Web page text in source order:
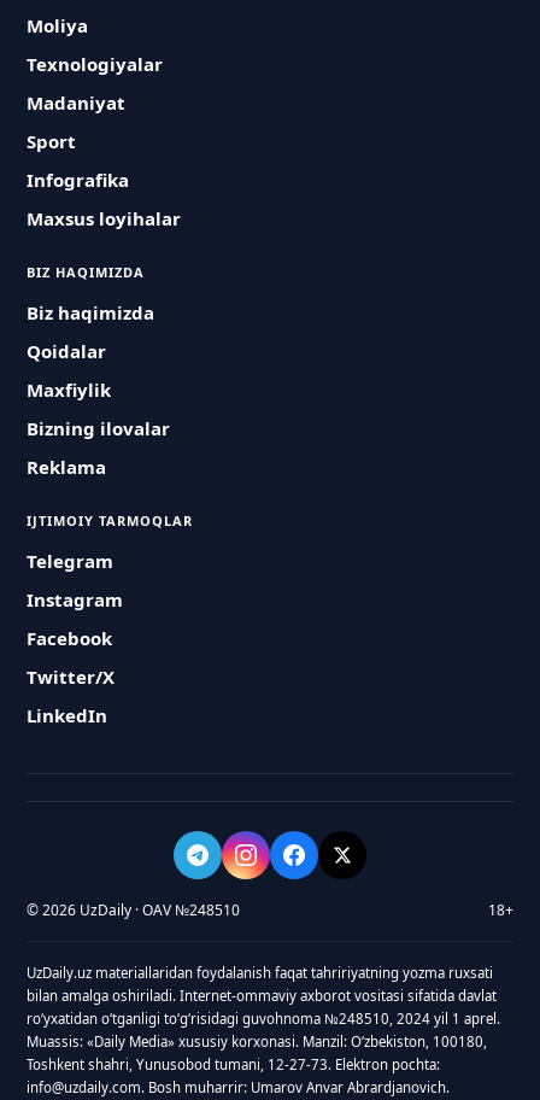
Moliya
Texnologiyalar
Madaniyat
Sport
Infografika
Maxsus loyihalar
BIZ HAQIMIZDA
Biz haqimizda
Qoidalar
Maxfiylik
Bizning ilovalar
Reklama
IJTIMOIY TARMOQLAR
Telegram
Instagram
Facebook
Twitter/X
LinkedIn
© 2026 UzDaily · OAV №248510 18+
UzDaily.uz materiallaridan foydalanish faqat tahririyatning yozma ruxsati
bilan amalga oshiriladi. Internet-ommaviy axborot vositasi sifatida davlat
roʻyxatidan oʻtganligi toʻgʻrisidagi guvohnoma №248510, 2024 yil 1 aprel.
Muassis: «Daily Media» xususiy korxonasi. Manzil: Oʻzbekiston, 100180,
Toshkent shahri, Yunusobod tumani, 12-27-73. Elektron pochta:
info@uzdaily.com. Bosh muharrir: Umarov Anvar Abrardjanovich.